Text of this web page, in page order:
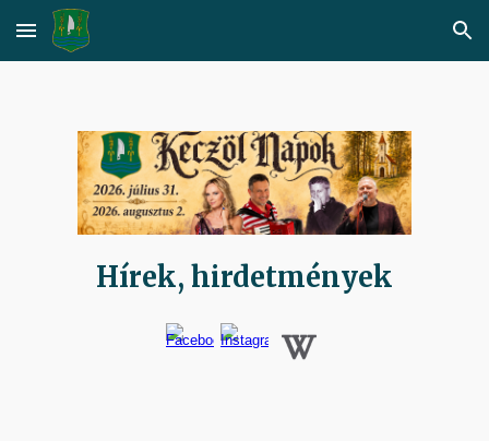
Skip to main content Skip to navigation
Hírek, hirdetmények